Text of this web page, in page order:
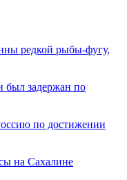
редкой рыбы-фугу,
был задержан по
по достижении
на Сахалине